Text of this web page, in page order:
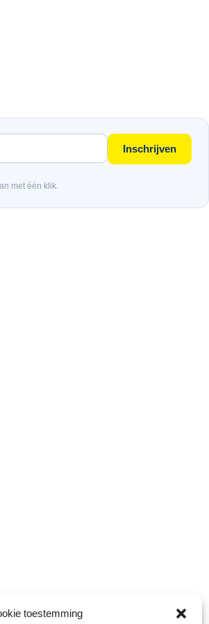
toestemming
Inschrijven
met één klik.